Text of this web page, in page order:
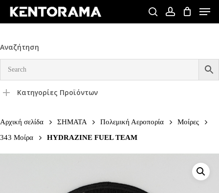
Skip
content
searchaccount
Menu
Αναζήτηση
Κατηγορίες Προϊόντων
Αρχική σελίδα ΣΗΜΑΤΑ Πολεμική Αεροπορία
Μοίρες
343 Μοίρα
HYDRAZINE FUEL TEAM